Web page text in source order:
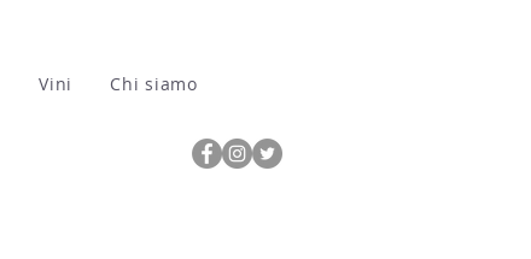
Vini Chi siamo